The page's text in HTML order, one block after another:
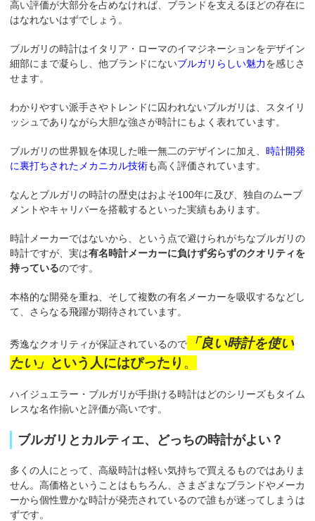
高い評価が大部分を占めなければ、ブランドを支えるほどの存在に
はなれないはずでしょう。
ブルガリの時計はイタリア・ローマのイマジネーションをデザイン
細部にまで凝らし、他ブランドにないブルガリらしい魅力を感じさ
せます。
わかりやすい派手さやトレンドに囚われないブルガリは、スタイリ
ッシュでありながら大胆な強さが時計にもよく表れています。
ブルガリの世界観を体現した唯一無二のデザインに加え、 時計開発
に裏打ちされたメカニカル技術も高く評価されています。
なんとブルガリの時計の歴史はおよそ100年に及び、独自のムーブ
メントやキャリバーを搭載するといった実績もあります。
時計メーカーではないから、という点で避けられがちなブルガリの
時計ですが、実は有名時計メーカーに負けず劣らずのクオリティを
持っているのです。
本格的な開発を重ね、そして複数の有名メーカーを吸収するなどし
て、さらなる飛躍が期待されています。
秀逸なクオリティが保証されているので
「良い時計を使い
たい」 という人にはぴったり 。
ハイジュエラー・ブルガリが手掛ける時計はどのシリーズもタイム
レスな名作揃いと評価が高いです。
ブルガリとカルティエ、どっちの時計がよい？
多くの人にとって、高級時計は軽い気持ちで買えるものではありま
せん。高価格ということはもちろん、さまざまなブランドやメーカ
ーから個性豊かな時計が発売されているので誰もが迷ってしまうは
ずです。